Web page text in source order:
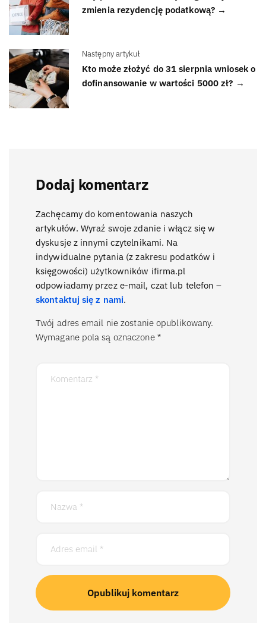
zmienia rezydencję podatkową? →
Następny artykuł
Kto może złożyć do 31 sierpnia wniosek o
dofinansowanie w wartości 5000 zł? →
Dodaj komentarz
Zachęcamy do komentowania naszych
artykułów. Wyraź swoje zdanie i włącz się w
dyskusje z innymi czytelnikami. Na
indywidualne pytania (z zakresu podatków i
księgowości) użytkowników ifirma.pl
odpowiadamy przez e-mail, czat lub telefon –
skontaktuj się z nami.
Twój adres email nie zostanie opublikowany.
Wymagane pola są oznaczone *